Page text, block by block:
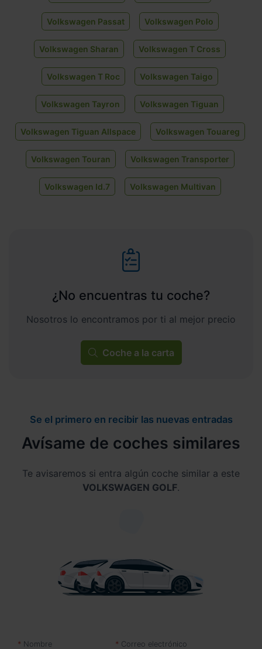
Volkswagen Passat Volkswagen Polo
Volkswagen Sharan Volkswagen T Cross
Volkswagen T Roc Volkswagen Taigo
Volkswagen Tayron Volkswagen Tiguan
Volkswagen Tiguan Allspace Volkswagen Touareg
Volkswagen Touran Volkswagen Transporter
Volkswagen Id.7 Volkswagen Multivan
¿No encuentras tu coche?
Nosotros lo encontramos por ti al mejor precio
Coche a la carta
Se el primero en recibir las nuevas entradas
Avísame de coches similares
Te avisaremos si entra algún coche similar a este
VOLKSWAGEN GOLF.
Nombre Correo electrónico